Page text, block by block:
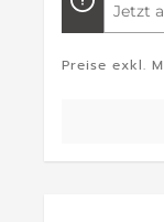
Jetzt
Preise exkl.